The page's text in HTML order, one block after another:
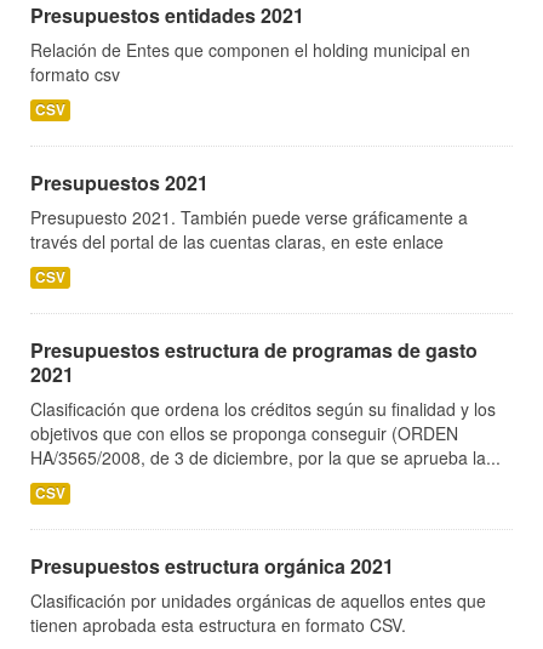
Presupuestos entidades 2021
Relación de Entes que componen el holding municipal en
formato csv
CSV
Presupuestos 2021
Presupuesto 2021. También puede verse gráficamente a
través del portal de las cuentas claras, en este enlace
CSV
Presupuestos estructura de programas de gasto
2021
Clasificación que ordena los créditos según su finalidad y los
objetivos que con ellos se proponga conseguir (ORDEN
HA/3565/2008, de 3 de diciembre, por la que se aprueba la...
CSV
Presupuestos estructura orgánica 2021
Clasificación por unidades orgánicas de aquellos entes que
tienen aprobada esta estructura en formato CSV.